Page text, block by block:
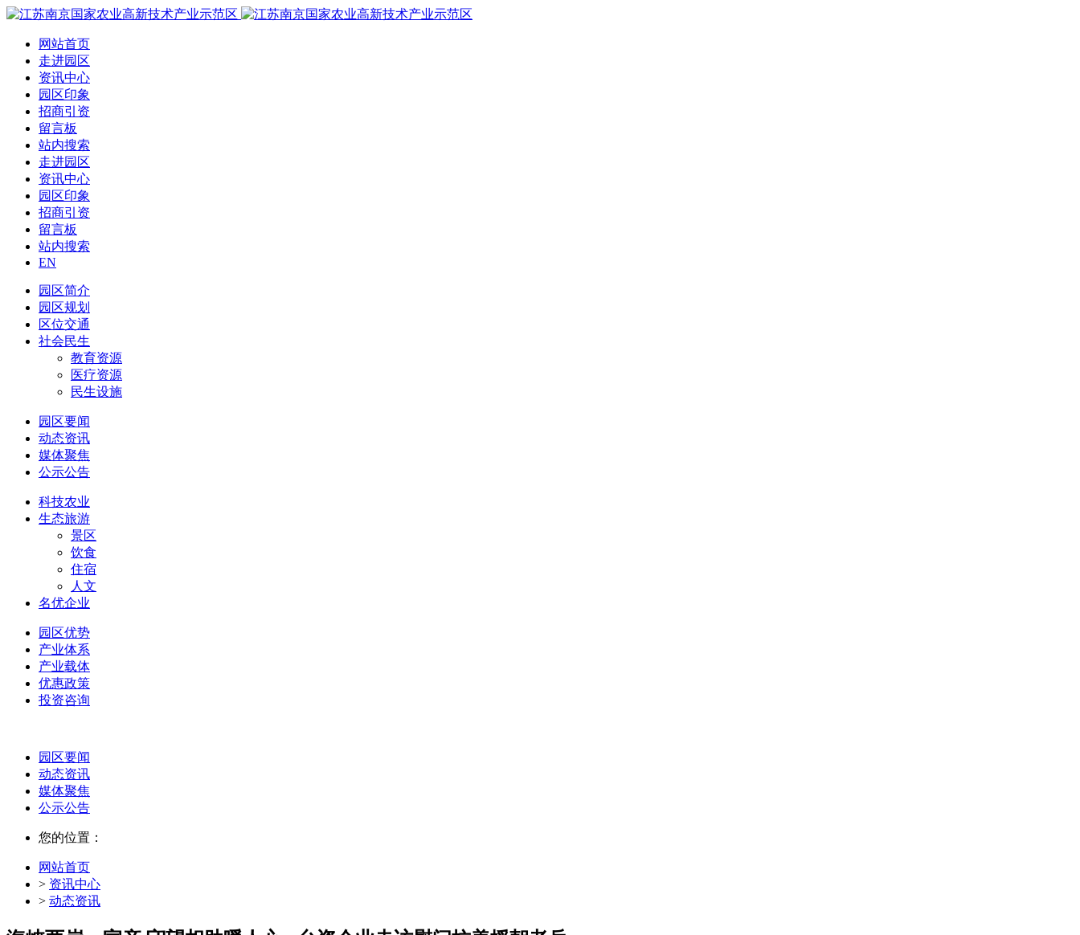
网站首页
走进园区
资讯中心
园区印象
招商引资
留言板
站内搜索
走进园区
资讯中心
园区印象
招商引资
留言板
站内搜索
EN
园区简介
园区规划
区位交通
社会民生
教育资源
医疗资源
民生设施
园区要闻
动态资讯
媒体聚焦
公示公告
科技农业
生态旅游
景区
饮食
住宿
人文
名优企业
园区优势
产业体系
产业载体
优惠政策
投资咨询
园区要闻
动态资讯
媒体聚焦
公示公告
您的位置：
网站首页
> 资讯中心
> 动态资讯